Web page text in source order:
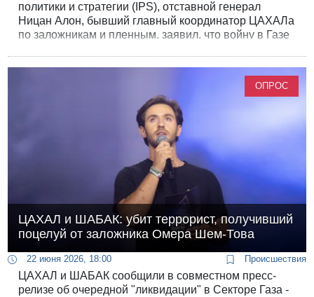
политики и стратегии (IPS), отставной генерал
Ницан Алон, бывший главный координатор ЦАХАЛа
по заложникам и пленным, заявил, что войну в Газе
ОПРОС
ЦАХАЛ и ШАБАК: убит террорист, получивший
поцелуй от заложника Омера Шем-Това
22 июня 2026, 18:00 Происшествия
ЦАХАЛ и ШАБАК сообщили в совместном пресс-
релизе об очередной "ликвидации" в Секторе Газа -